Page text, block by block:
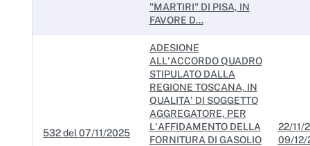
"MARTIRI" DI PISA, IN
FAVORE D...
532 del 07/11/2025
ADESIONE
ALL'ACCORDO QUADRO
STIPULATO DALLA
REGIONE TOSCANA, IN
QUALITA' DI SOGGETTO
AGGREGATORE, PER
L'AFFIDAMENTO DELLA
FORNITURA DI GASOLIO
22/11/
09/12/